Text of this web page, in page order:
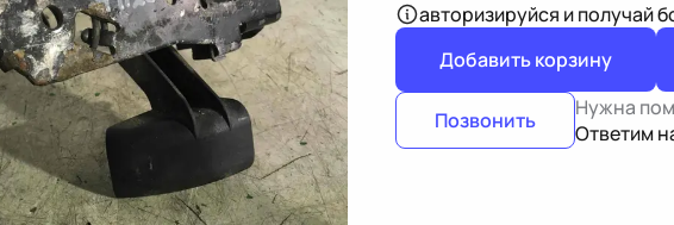
авторизируйся и получай
Добавить корзину
Позвонить
Нужна
Ответим